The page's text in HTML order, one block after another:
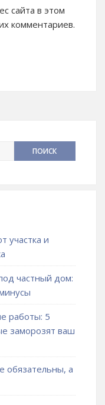
сайта в этом
комментариев.
участка и
частный дом:
работы: 5
заморозят ваш
обязательны, а